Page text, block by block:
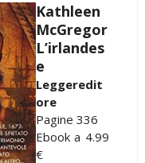
Kathleen
McGregor
L’irlandes
e
Leggeredit
ore
Pagine 336
Ebook a 4.99
€